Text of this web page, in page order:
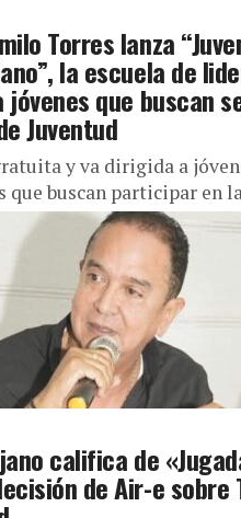
Torres lanza
la escuela de
que buscan
Juventud
y va dirigida a
que buscan participar en
Locales de
califica de
de Air-e sobre